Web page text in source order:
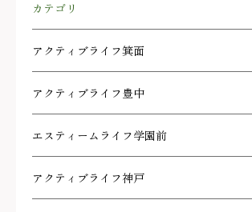
カテゴリ
アクティブライフ箕面
アクティブライフ豊中
エスティームライフ学園前
アクティブライフ神戸